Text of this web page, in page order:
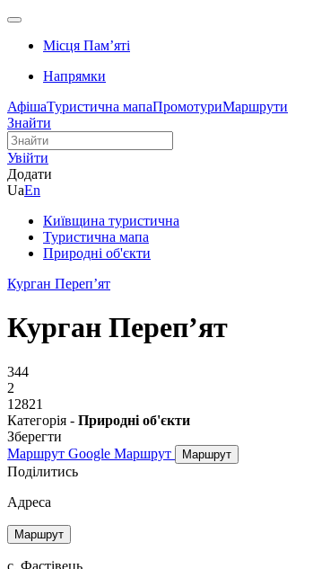
Місця Памʼяті
Напрямки
АфішаТуристична мапаПромотуриМаршрути
Знайти
Увійти
Додати
UaEn
Київщина туристична
Туристична мапа
Природні об'єкти
Курган Переп’ят
Курган Переп’ят
344
2
12821
Категорія - Природні об'єкти
Зберегти
Маршрут Google Маршрут Маршрут
Поділитись
Адреса
Маршрут
с. Фастівець